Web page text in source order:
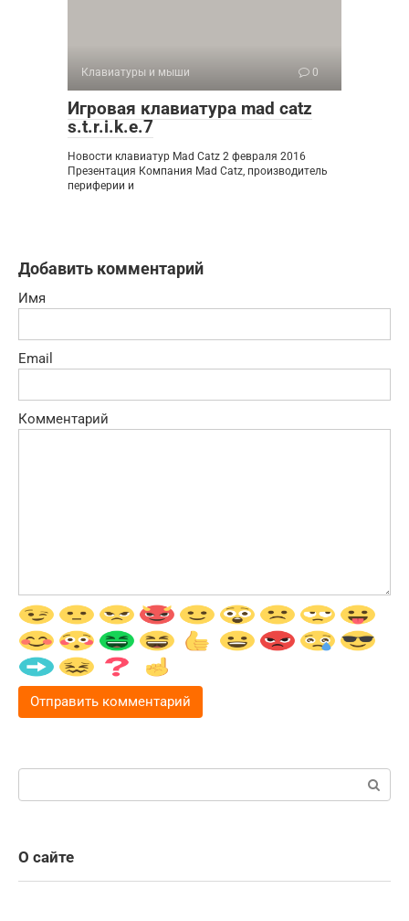
Клавиатуры и мыши 0
Игровая клавиатура mad catz
s.t.r.i.k.e.7
Новости клавиатур Mad Catz 2 февраля 2016
Презентация Компания Mad Catz, производитель
периферии и
Добавить комментарий
Имя
Email
Комментарий
Поиск:
О сайте